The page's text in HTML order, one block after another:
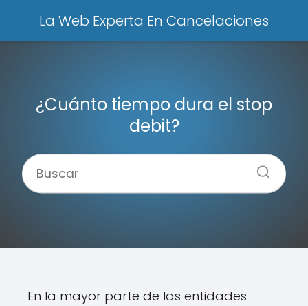
La Web Experta En Cancelaciones
¿Cuánto tiempo dura el stop
debit?
En la mayor parte de las entidades